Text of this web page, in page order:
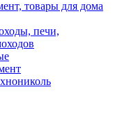
товары для дома
печи,